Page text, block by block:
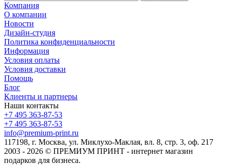
Компания
О компании
Новости
Дизайн-студия
Политика конфиденциальности
Информация
Условия оплаты
Условия доставки
Помощь
Блог
Клиенты и партнеры
Наши контакты
+7 495 363-87-53
+7 495 363-87-53
info@premium-print.ru
117198, г. Москва, ул. Миклухо-Маклая, вл. 8, стр. 3, оф. 217
2003 - 2026 © ПРЕМИУМ ПРИНТ - интернет магазин
подарков для бизнеса.